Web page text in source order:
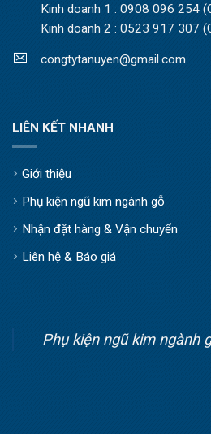
Kinh doanh 1 : 0908 096 254
Kinh doanh 2 : 0523 917 307
congtytanuyen@gmail.com
LIÊN KẾT NHANH
Giới thiệu
Phụ kiện ngũ kim ngành gỗ
Nhận đặt hàng & Vận chuyển
Liên hệ & Báo giá
Phụ kiện ngũ kim ngành